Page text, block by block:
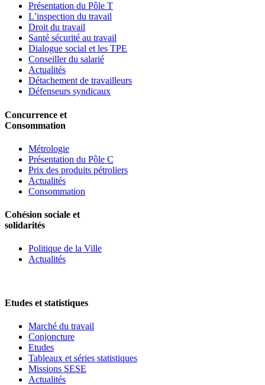
Présentation du Pôle T
L’inspection du travail
Droit du travail
Santé sécurité au travail
Dialogue social et les TPE
Conseiller du salarié
Actualités
Détachement de travailleurs
Défenseurs syndicaux
Concurrence et
Consommation
Métrologie
Présentation du Pôle C
Prix des produits pétroliers
Actualités
Consommation
Cohésion sociale et
solidarités
Politique de la Ville
Actualités
Etudes et statistiques
Marché du travail
Conjoncture
Etudes
Tableaux et séries statistiques
Missions SESE
Actualités